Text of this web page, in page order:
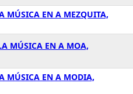
MÚSICA EN A MEZQUITA,
MÚSICA EN A MOA,
MÚSICA EN A MODIA,